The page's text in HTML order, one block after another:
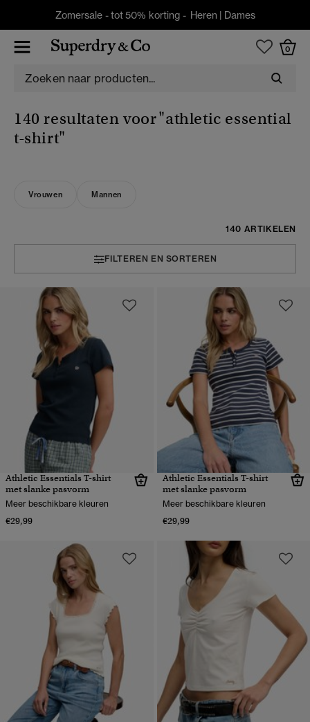
Zomersale - tot 50% korting - Heren | Dames
0
140 resultaten voor"athletic essential
t-shirt"
Vrouwen Mannen
140 ARTIKELEN
FILTEREN EN SORTEREN
Athletic Essentials T-shirt
met slanke pasvorm
Meer beschikbare kleuren
€29,99
Athletic Essentials T-shirt
met slanke pasvorm
Meer beschikbare kleuren
€29,99